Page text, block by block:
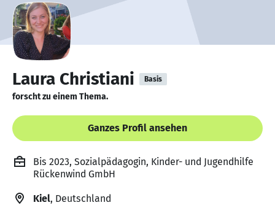
Laura Christiani Basis
forscht zu einem Thema.
Ganzes Profil ansehen
Bis 2023, Sozialpädagogin, Kinder- und Jugendhilfe
Rückenwind GmbH
Kiel, Deutschland